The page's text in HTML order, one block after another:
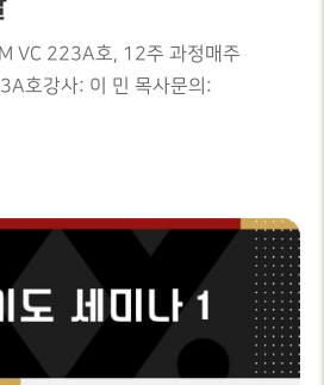
VC 223A호, 12주 과정매주
호강사: 이 민 목사문의: